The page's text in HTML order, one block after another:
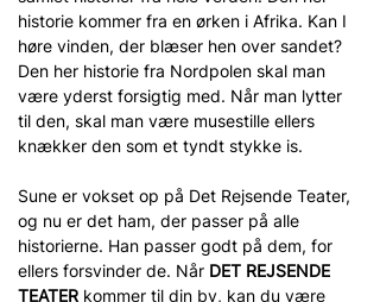
historie kommer fra en ørken i Afrika. Kan I
høre vinden, der blæser hen over sandet?
Den her historie fra Nordpolen skal man
være yderst forsigtig med. Når man lytter
til den, skal man være musestille ellers
knækker den som et tyndt stykke is.
Sune er vokset op på Det Rejsende Teater,
og nu er det ham, der passer på alle
historierne. Han passer godt på dem, for
ellers forsvinder de. Når DET REJSENDE
TEATER kommer til din by, kan du være